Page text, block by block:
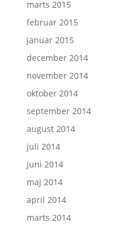
marts 2015
februar 2015
januar 2015
december 2014
november 2014
oktober 2014
september 2014
august 2014
juli 2014
juni 2014
maj 2014
april 2014
marts 2014